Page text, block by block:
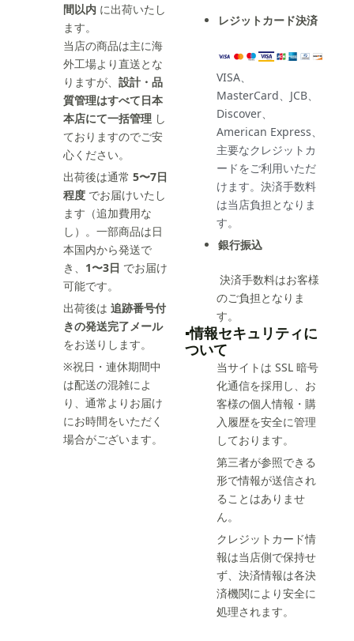
間以内 に出荷いたし
ます。
当店の商品は主に海
外工場より直送とな
りますが、 設計・品
質管理はすべて日本
本店にて一括管理 し
ておりますのでご安
心ください。
出荷後は通常 5〜7日
程度 でお届けいたし
ます（追加費用な
し）。一部商品は日
本国内から発送で
き、 1〜3日 でお届け
可能です。
出荷後は 追跡番号付
きの発送完了メール
をお送りします。
※祝日・連休期間中
は配送の混雑によ
り、通常よりお届け
にお時間をいただく
場合がございます。
レジットカード決済
VISA、
MasterCard、JCB、
Discover、
American Express、
主要なクレジットカ
ードをご利用いただ
けます。決済手数料
は当店負担となりま
す。
銀行振込
決済手数料はお客様
のご負担となりま
す。
▪️情報セキュリティに
ついて
当サイトは SSL 暗号
化通信を採用し、お
客様の個人情報・購
入履歴を安全に管理
しております。
第三者が参照できる
形で情報が送信され
ることはありませ
ん。
クレジットカード情
報は当店側で保持せ
ず、決済情報は各決
済機関により安全に
処理されます。